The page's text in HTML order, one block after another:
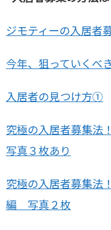
ジモティーの入居者
今年、狙っていくべ
入居者の見つけ方①
究極の入居者募集
写真３枚あり
究極の入居者募集
編 写真２枚